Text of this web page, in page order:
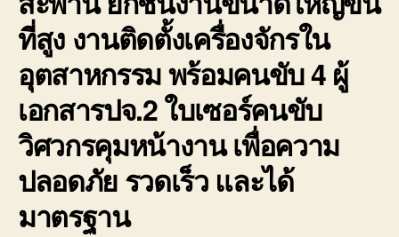
ที่สูง งานติดตั้งเครื่องจักรใน
อุตสาหกรรม พร้อมคนขับ 4 ผู้
เอกสารปจ.2 ใบเซอร์คนขับ
วิศวกรคุมหน้างาน เพื่อความ
ปลอดภัย รวดเร็ว และได้
มาตรฐาน